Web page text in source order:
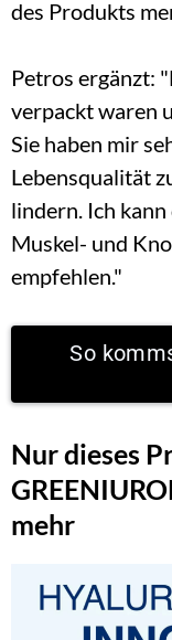
des Produkts
Petros ergänzt:
verpackt waren
Sie haben mir
Lebensqualität
lindern. Ich
Muskel- und
empfehlen."
So
Nur dieses
mehr